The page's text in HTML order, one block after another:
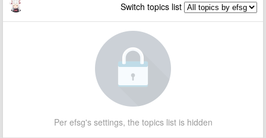
Switch topics list
Per efsg's settings, the topics list is hidden